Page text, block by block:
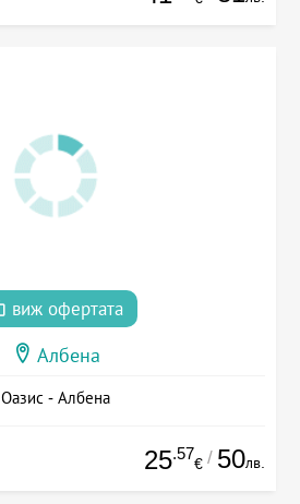
виж офертата
Албена
Оазис - Албена
25.57
€ / 50лв.